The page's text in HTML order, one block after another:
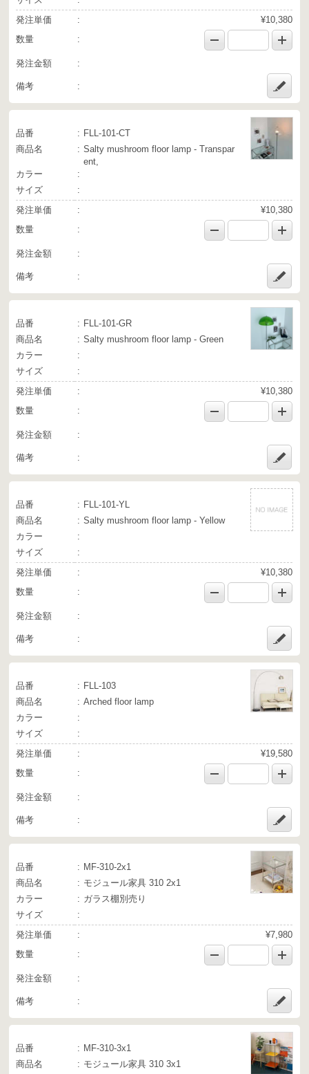
発注単価
¥10,380
数量
発注金額
備考
品番
FLL-101-CT
商品名
Salty mushroom floor lamp - Transpar
ent,
カラー
サイズ
発注単価
¥10,380
数量
発注金額
備考
品番
FLL-101-GR
商品名
Salty mushroom floor lamp - Green
カラー
サイズ
発注単価
¥10,380
数量
発注金額
備考
品番
FLL-101-YL
商品名
Salty mushroom floor lamp - Yellow
カラー
サイズ
発注単価
¥10,380
数量
発注金額
備考
品番
FLL-103
商品名
Arched floor lamp
カラー
サイズ
発注単価
¥19,580
数量
発注金額
備考
品番
MF-310-2x1
商品名
モジュール家具 310 2x1
カラー
ガラス棚別売り
サイズ
発注単価
¥7,980
数量
発注金額
備考
品番
MF-310-3x1
商品名
モジュール家具 310 3x1